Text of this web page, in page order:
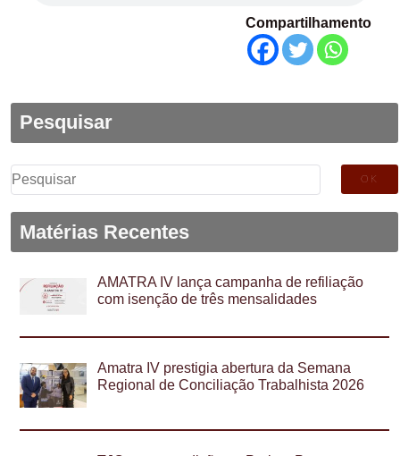
Compartilhamento
Pesquisar
Pesquisar
por:
Matérias Recentes
AMATRA IV lança campanha de refiliação
com isenção de três mensalidades
Amatra IV prestigia abertura da Semana
Regional de Conciliação Trabalhista 2026